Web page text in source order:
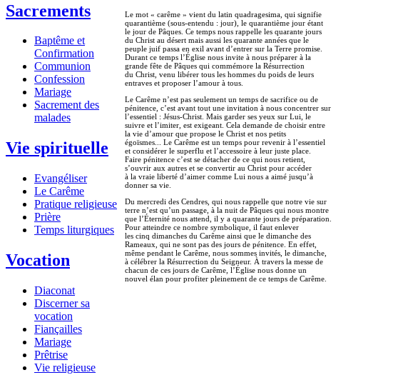
Sacrements
Baptême et
Confirmation
Communion
Confession
Mariage
Sacrement des
malades
Vie spirituelle
Evangéliser
Le Carême
Pratique religieuse
Prière
Temps liturgiques
Vocation
Diaconat
Discerner sa
vocation
Fiançailles
Mariage
Prêtrise
Vie religieuse
Le mot « carême » vient du latin quadragesima, qui signifie
quarantième (sous-entendu : jour), le quarantième jour étant
le jour de Pâques. Ce temps nous rappelle les quarante jours
du Christ au désert mais aussi les quarante années que le
peuple juif passa en exil avant d’entrer sur la Terre promise.
Durant ce temps l’Église nous invite à nous préparer à la
grande fête de Pâques qui commémore la Résurrection
du Christ, venu libérer tous les hommes du poids de leurs
entraves et proposer l’amour à tous.
Le Carême n’est pas seulement un temps de sacrifice ou de
pénitence, c’est avant tout une invitation à nous concentrer sur
l’essentiel : Jésus-Christ. Mais garder ses yeux sur Lui, le
suivre et l’imiter, est exigeant. Cela demande de choisir entre
la vie d’amour que propose le Christ et nos petits
égoïsmes... Le Carême est un temps pour revenir à l’essentiel
et considérer le superflu et l’accessoire à leur juste place.
Faire pénitence c’est se détacher de ce qui nous retient,
s’ouvrir aux autres et se convertir au Christ pour accéder
à la vraie liberté d’aimer comme Lui nous a aimé jusqu’à
donner sa vie.
Du mercredi des Cendres, qui nous rappelle que notre vie sur
terre n’est qu’un passage, à la nuit de Pâques qui nous montre
que l’Éternité nous attend, il y a quarante jours de préparation.
Pour atteindre ce nombre symbolique, il faut enlever
les cinq dimanches du Carême ainsi que le dimanche des
Rameaux, qui ne sont pas des jours de pénitence. En effet,
même pendant le Carême, nous sommes invités, le dimanche,
à célébrer la Résurrection du Seigneur. À travers la messe de
chacun de ces jours de Carême, l’Église nous donne un
nouvel élan pour profiter pleinement de ce temps de Carême.